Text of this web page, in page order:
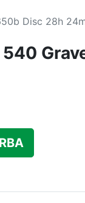
Disc 28h